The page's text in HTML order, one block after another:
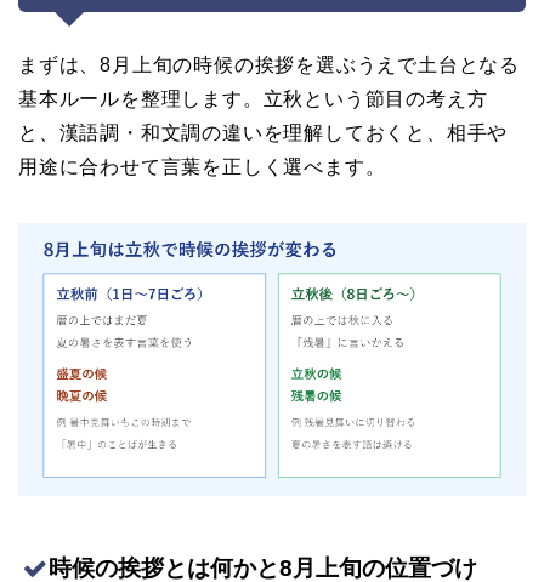
まずは、8月上旬の時候の挨拶を選ぶうえで土台となる
基本ルールを整理します。立秋という節目の考え方
と、漢語調・和文調の違いを理解しておくと、相手や
用途に合わせて言葉を正しく選べます。
時候の挨拶とは何かと8月上旬の位置づけ